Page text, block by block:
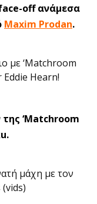
off ανάμεσα
Maxim Prodan.
με ‘Matchroom
Hearn!
‘Matchroom
μάχη με τον